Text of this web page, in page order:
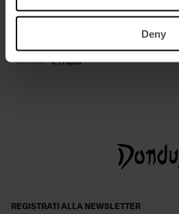
Deny
Jeans Mandy super skinny bootcut in
denim stretch riciclato
€ 176,00
€ 270,00
REGISTRATI ALLA NEWSLETTER